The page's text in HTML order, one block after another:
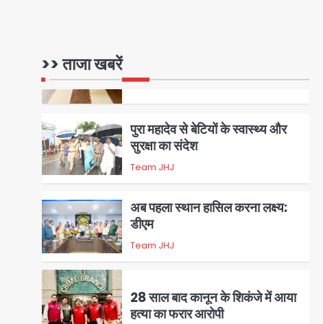
>> ताजा खबरें
5
1
पुरा महादेव से बेटियों के स्वास्थ्य और
सुरक्षा का संदेश
Team JHJ
2
अब पहला स्थान हासिल करना लक्ष्य:
डीएम
Team JHJ
28 साल बाद कानून के शिकंजे में आया
हत्या का फरार आरोपी